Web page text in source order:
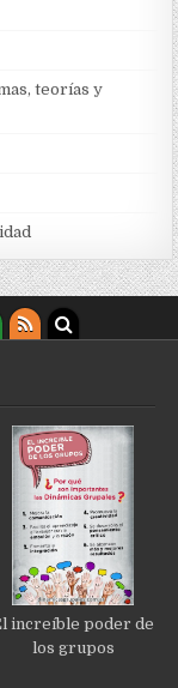
teorías y
increíble poder de
los grupos